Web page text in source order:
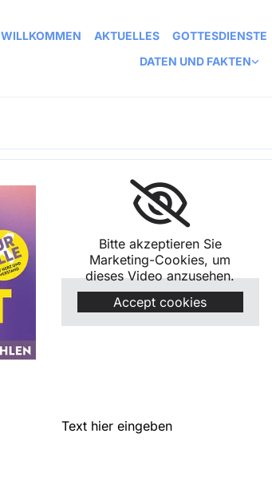
WILLKOMMEN AKTUELLES GOTTESDIENSTE
DATEN UND FAKTEN
Bitte akzeptieren Sie
Marketing-Cookies, um
dieses Video anzusehen.
Accept cookies
Text hier eingeben